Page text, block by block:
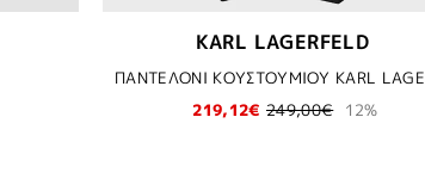
KARL LAGERFELD
219,12€ 249,00€ 12%